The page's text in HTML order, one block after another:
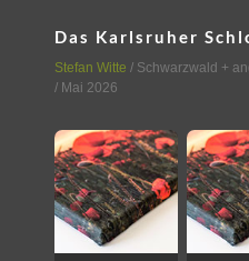
Das Karlsruher
Stefan Witte / Schwarzwald +
/ Mai 2026